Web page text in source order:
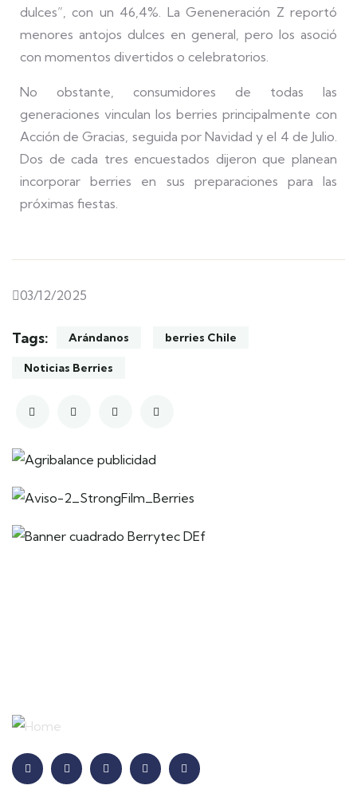
dulces”, con un 46,4%. La Geneneración Z reportó
menores antojos dulces en general, pero los asoció
con momentos divertidos o celebratorios.
No obstante, consumidores de todas las
generaciones vinculan los berries principalmente con
Acción de Gracias, seguida por Navidad y el 4 de Julio.
Dos de cada tres encuestados dijeron que planean
incorporar berries en sus preparaciones para las
próximas fiestas.
03/12/2025
Tags: Arándanos berries Chile
Noticias Berries